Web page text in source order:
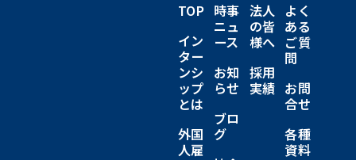
TOP
イン
ター
ンシ
ップ
とは
外国
人雇
時事
ニュ
ース
お知
らせ
ブロ
グ
法人
の皆
様へ
採用
実績
よく
ある
ご質
問
お問
合せ
各種
資料